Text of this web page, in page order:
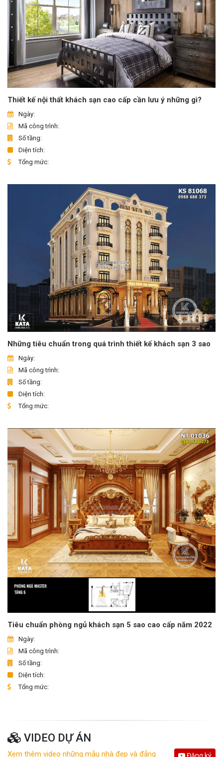
Thiết kế nội thất khách sạn cao cấp cần lưu ý những gì?
Ngày:
Mã công trình:
Số tầng:
Diện tích:
Tổng mức:
Những tiêu chuẩn trong quá trình thiết kế khách sạn 3 sao
Ngày:
Mã công trình:
Số tầng:
Diện tích:
Tổng mức:
Tiêu chuẩn phòng ngủ khách sạn 5 sao cao cấp năm 2022
Ngày:
Mã công trình:
Số tầng:
Diện tích:
Tổng mức:
VIDEO DỰ ÁN
Xem thêm video những mẫu nhà đẹp và đẳng Đăng ký